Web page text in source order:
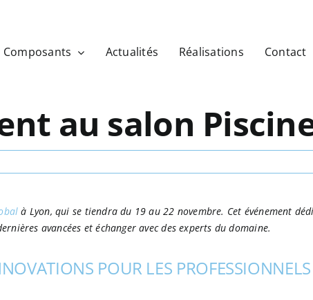
Composants Actualités Réalisations Contact
au salon
à Lyon, qui se tiendra du 19 au 22 novembre. Cet événement
avancées et échanger avec des experts du domaine.
POUR LES PROFESSIONNELS